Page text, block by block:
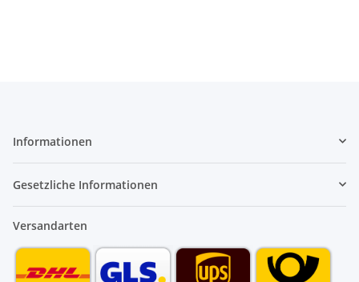
Informationen
Gesetzliche Informationen
Versandarten